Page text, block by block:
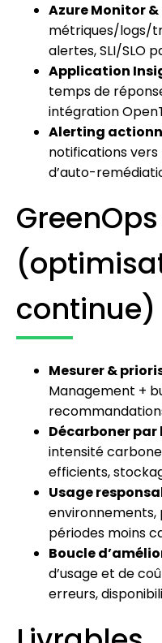
Azure Monitor
métriques/logs/
alertes, SLI/SLO
Application
temps de
intégration
Alerting
notifications vers
d’auto-
continue)
Mesurer &
Management +
Décarboner par
intensité
efficients,
Usage
périodes moins
Boucle
d’usage et de
erreurs,